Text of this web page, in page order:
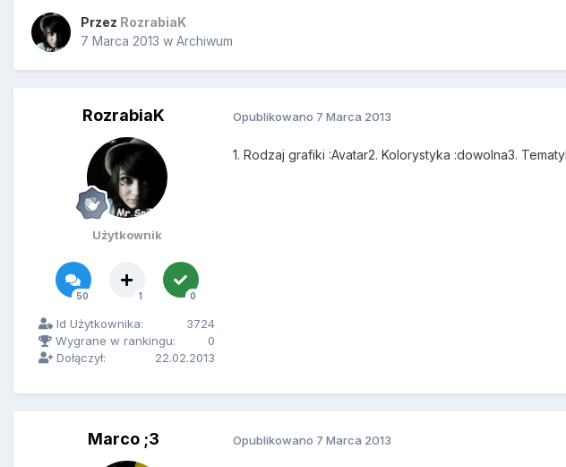
Przez RozrabiaK
7 Marca 2013 w Archiwum
RozrabiaK
Użytkownik
50 1 0
Id Użytkownika:
3724
Wygrane w rankingu:
0
Dołączył:
22.02.2013
Opublikowano 7 Marca 2013
1. Rodzaj grafiki :Avatar2. Kolorystyka :dowolna3.
Marco ;3 Opublikowano 7 Marca 2013